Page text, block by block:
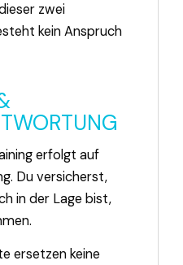
zwei
kein Anspruch
erfolgt auf
Du versicherst,
in der Lage bist,
ersetzen keine